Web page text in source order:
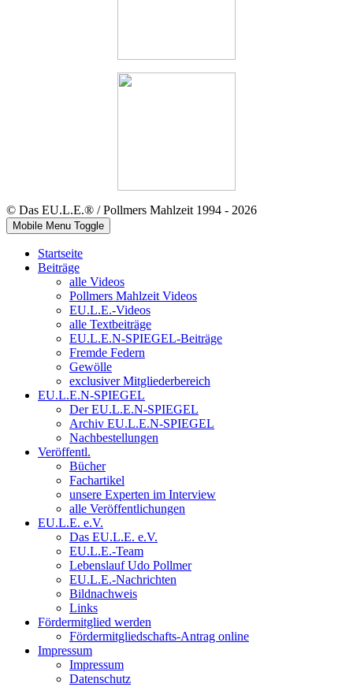
© Das EU.L.E.® / Pollmers Mahlzeit 1994 - 2026
Mobile Menu Toggle
Startseite
Beiträge
alle Videos
Pollmers Mahlzeit Videos
EU.L.E.-Videos
alle Textbeiträge
EU.L.E.N-SPIEGEL-Beiträge
Fremde Federn
Gewölle
exclusiver Mitgliederbereich
EU.L.E.N-SPIEGEL
Der EU.L.E.N-SPIEGEL
Archiv EU.L.E.N-SPIEGEL
Nachbestellungen
Veröffentl.
Bücher
Fachartikel
unsere Experten im Interview
alle Veröffentlichungen
EU.L.E. e.V.
Das EU.L.E. e.V.
EU.L.E.-Team
Lebenslauf Udo Pollmer
EU.L.E.-Nachrichten
Bildnachweis
Links
Fördermitglied werden
Fördermitgliedschafts-Antrag online
Impressum
Impressum
Datenschutz